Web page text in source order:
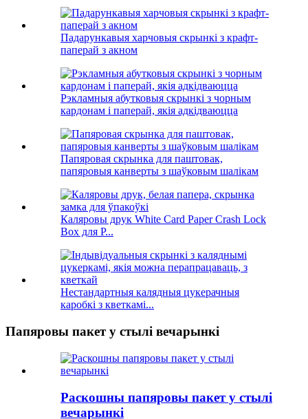
Падарункавыя харчовыя скрынкі з крафт-
паперай з акном
Рэкламныя абутковыя скрынкі з чорным
кардонам і паперай, якія адкідваюцца
Папяровая скрынка для паштовак,
папяровыя канверты з шаўковым шалікам
Каляровы друк White Card Paper Crash Lock
Box для P...
Нестандартныя калядныя цукерачныя
каробкі з кветкамі...
Папяровы пакет у стылі вечарынкі
Раскошны папяровы пакет у стылі
вечарынкі